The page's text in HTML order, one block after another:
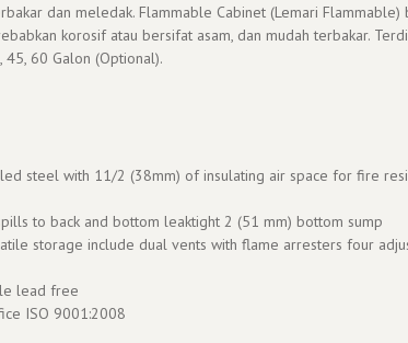
dan meledak. Flammable Cabinet (Lemari Flammable)
korosif atau bersifat asam, dan mudah terbakar.
45, 60 Galon (Optional).
steel with 11/2 (38mm) of insulating air space for fire
to back and bottom leaktight 2 (51 mm) bottom sump
storage include dual vents with flame arresters four
lead free
ISO 9001:2008